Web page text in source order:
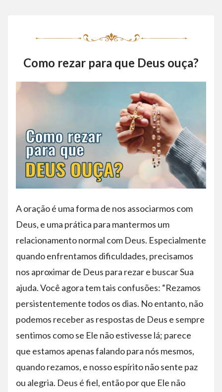
Como rezar para que Deus ouça?
A oração é uma forma de nos associarmos com
Deus, e uma prática para mantermos um
relacionamento normal com Deus. Especialmente
quando enfrentamos dificuldades, precisamos
nos aproximar de Deus para rezar e buscar Sua
ajuda. Você agora tem tais confusões: “Rezamos
persistentemente todos os dias. No entanto, não
podemos receber as respostas de Deus e sempre
sentimos como se Ele não estivesse lá; parece
que estamos apenas falando para nós mesmos,
quando rezamos, e nosso espírito não sente paz
ou alegria. Deus é fiel, então por que Ele não